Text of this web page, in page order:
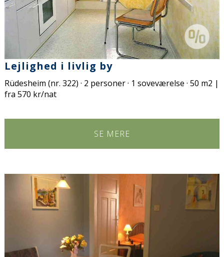
Lejlighed i livlig by
Rüdesheim (nr. 322) · 2 personer · 1 soveværelse · 50 m2 |
fra 570 kr/nat
SE MERE